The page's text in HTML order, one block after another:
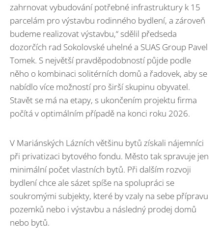
zahrnovat vybudování potřebné infrastruktury k 15
parcelám pro výstavbu rodinného bydlení, a zároveň
budeme realizovat výstavbu,“ sdělil předseda
dozorčích rad Sokolovské uhelné a SUAS Group Pavel
Tomek. S největší pravděpodobností půjde podle
něho o kombinaci solitérních domů a řadovek, aby se
nabídlo více možností pro širší skupinu obyvatel.
Stavět se má na etapy, s ukončením projektu firma
počítá v optimálním případě na konci roku 2026.
V Mariánských Lázních většinu bytů získali nájemníci
při privatizaci bytového fondu. Město tak spravuje jen
minimální počet vlastních bytů. Při dalším rozvoji
bydlení chce ale sázet spíše na spolupráci se
soukromými subjekty, které by vzaly na sebe přípravu
pozemků nebo i výstavbu a následný prodej domů
nebo bytů.